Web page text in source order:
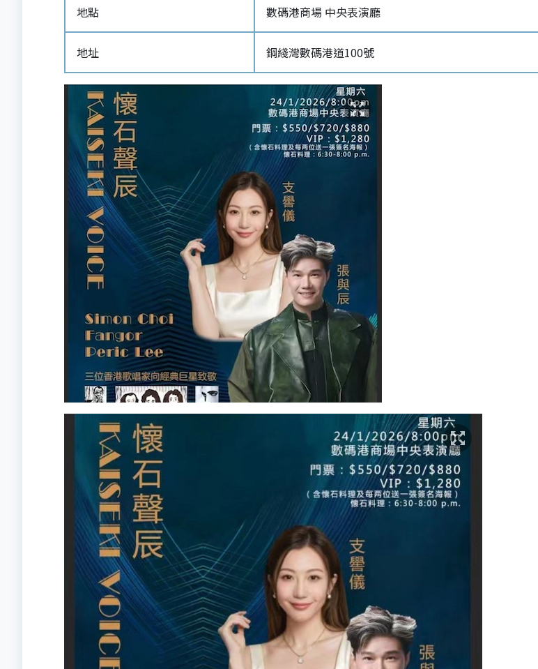
地點 數碼港商場 中央表演廳
地址 鋼綫灣數碼港道100號